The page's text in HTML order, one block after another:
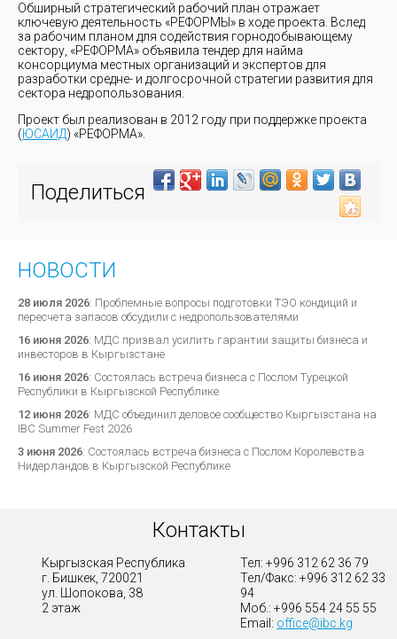
Обширный стратегический рабочий план отражает
ключевую деятельность «РЕФОРМЫ» в ходе проекта. Вслед
за рабочим планом для содействия горнодобывающему
сектору, «РЕФОРМА» объявила тендер для найма
консорциума местных организаций и экспертов для
разработки средне- и долгосрочной стратегии развития для
сектора недропользования.
Проект был реализован в 2012 году при поддержке проекта
(ЮСАИД) «РЕФОРМА».
Поделиться
НОВОСТИ
28 июля 2026: Проблемные вопросы подготовки ТЭО кондиций и
пересчета запасов обсудили с недропользователями
16 июня 2026: МДС призвал усилить гарантии защиты бизнеса и
инвесторов в Кыргызстане
16 июня 2026: Состоялась встреча бизнеса с Послом Турецкой
Республики в Кыргызской Республике
12 июня 2026: МДС объединил деловое сообщество Кыргызстана на
IBC Summer Fest 2026
3 июня 2026: Состоялась встреча бизнеса с Послом Королевства
Нидерландов в Кыргызской Республике
Контакты
Кыргызская Республика
г. Бишкек, 720021
ул. Шопокова, 38
2 этаж
Тел: +996 312 62 36 79
Тел/Факс: +996 312 62 33
94
Моб.: +996 554 24 55 55
Email: office@ibc.kg